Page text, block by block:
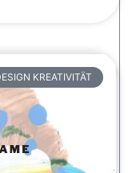
KREATIVITÄT